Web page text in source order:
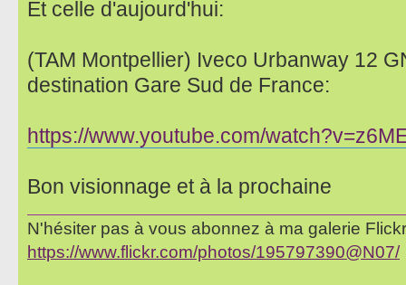
Et celle d'aujourd'hui:
(TAM Montpellier) Iveco Urbanway 12
destination Gare Sud de France:
https://www.youtube.com/
Bon visionnage et à la prochaine
N'hésiter pas à vous abonnez à ma galerie
https://www.flickr.com/photos/195797390@N07/